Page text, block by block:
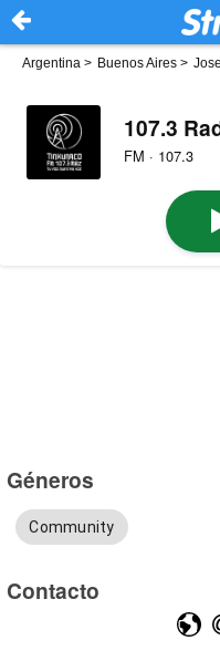
Argentina > Buenos Aires >
107.3
FM · 107.3
Géneros
Community
Contacto